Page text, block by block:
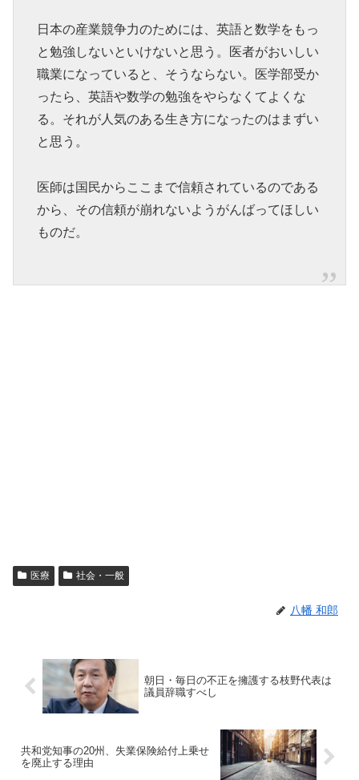
日本の産業競争力のためには、英語と数学をもっ
と勉強しないといけないと思う。医者がおいしい
職業になっていると、そうならない。医学部受か
ったら、英語や数学の勉強をやらなくてよくな
る。それが人気のある生き方になったのはまずい
と思う。
医師は国民からここまで信頼されているのである
から、その信頼が崩れないようがんばってほしい
ものだ。
医療 社会・一般
八幡 和郎
朝日・毎日の不正を擁護する枝野代表は
議員辞職すべし
共和党知事の20州、失業保険給付上乗せ
を廃止する理由